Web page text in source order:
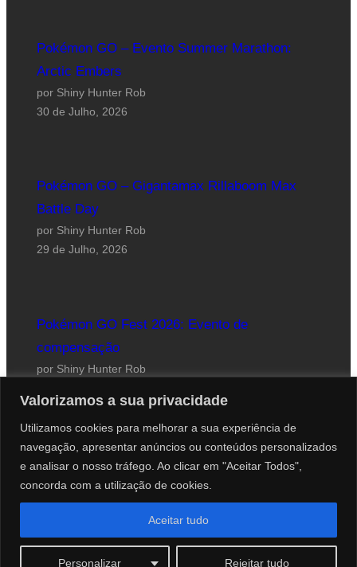
Valorizamos a sua privacidade
Utilizamos cookies para melhorar a sua experiência de
navegação, apresentar anúncios ou conteúdos personalizados
e analisar o nosso tráfego. Ao clicar em "Aceitar Todos",
concorda com a utilização de cookies.
Personalizar Rejeitar tudo
Aceitar tudo
Pokémon GO – Evento Summer Marathon:
Arctic Embers
por Shiny Hunter Rob
30 de Julho, 2026
Pokémon GO – Gigantamax Rillaboom Max
Battle Day
por Shiny Hunter Rob
29 de Julho, 2026
Pokémon GO Fest 2026: Evento de
compensação
por Shiny Hunter Rob
Website desenhado por Roberto Coutinho
© 2012-2026 PokéCenter Blog